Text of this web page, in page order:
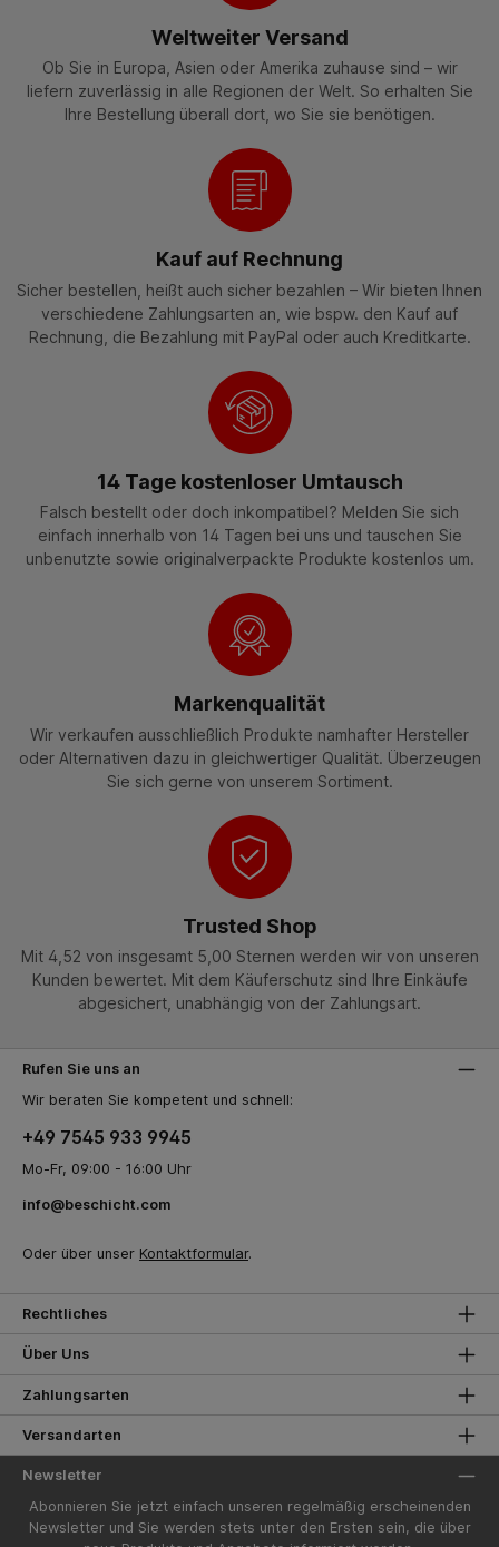
Weltweiter Versand
Ob Sie in Europa, Asien oder Amerika zuhause sind – wir
liefern zuverlässig in alle Regionen der Welt. So erhalten Sie
Ihre Bestellung überall dort, wo Sie sie benötigen.
Kauf auf Rechnung
Sicher bestellen, heißt auch sicher bezahlen – Wir bieten Ihnen
verschiedene Zahlungsarten an, wie bspw. den Kauf auf
Rechnung, die Bezahlung mit PayPal oder auch Kreditkarte.
14 Tage kostenloser Umtausch
Falsch bestellt oder doch inkompatibel? Melden Sie sich
einfach innerhalb von 14 Tagen bei uns und tauschen Sie
unbenutzte sowie originalverpackte Produkte kostenlos um.
Markenqualität
Wir verkaufen ausschließlich Produkte namhafter Hersteller
oder Alternativen dazu in gleichwertiger Qualität. Überzeugen
Sie sich gerne von unserem Sortiment.
Trusted Shop
Mit 4,52 von insgesamt 5,00 Sternen werden wir von unseren
Kunden bewertet. Mit dem Käuferschutz sind Ihre Einkäufe
abgesichert, unabhängig von der Zahlungsart.
Rufen Sie uns an
Wir beraten Sie kompetent und schnell:
+49 7545 933 9945
Mo-Fr, 09:00 - 16:00 Uhr
info@beschicht.com
Oder über unser Kontaktformular.
Rechtliches
Über Uns
Zahlungsarten
Versandarten
Newsletter
Abonnieren Sie jetzt einfach unseren regelmäßig erscheinenden
Newsletter und Sie werden stets unter den Ersten sein, die über